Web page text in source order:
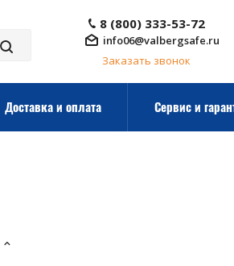
8 (800) 333-53-72
info06@valbergsafe.ru
Заказать звонок
Доставка и оплата Сервис и